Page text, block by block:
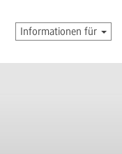
Informationen für